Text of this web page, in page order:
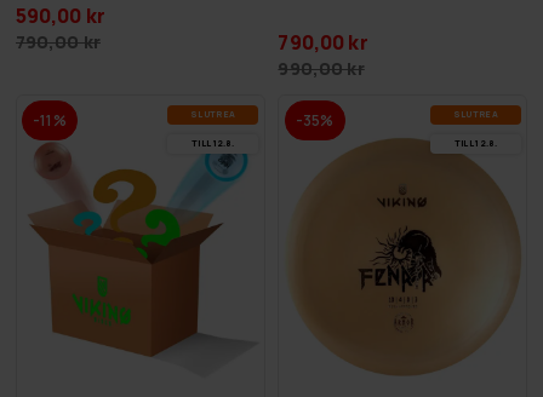
590,00 kr
790,00 kr 790,00 kr
990,00 kr
-11% SLUT­REA
TILL 12.8.
-35% SLUT­REA
TILL 12.8.